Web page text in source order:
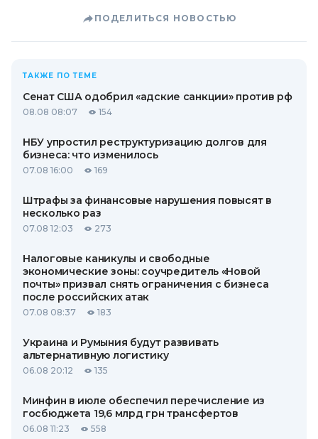
ПОДЕЛИТЬСЯ НОВОСТЬЮ
ТАКЖЕ ПО ТЕМЕ
Сенат США одобрил «адские санкции» против рф
08.08 08:07 154
НБУ упростил реструктуризацию долгов для
бизнеса: что изменилось
07.08 16:00 169
Штрафы за финансовые нарушения повысят в
несколько раз
07.08 12:03 273
Налоговые каникулы и свободные
экономические зоны: соучредитель «Новой
почты» призвал снять ограничения с бизнеса
после российских атак
07.08 08:37 183
Украина и Румыния будут развивать
альтернативную логистику
06.08 20:12 135
Минфин в июле обеспечил перечисление из
госбюджета 19,6 млрд грн трансфертов
06.08 11:23 558